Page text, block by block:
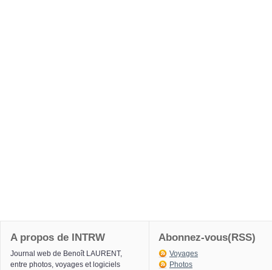
A propos de INTRW
Journal web de Benoît LAURENT,
entre photos, voyages et logiciels
Abonnez-vous(RSS)
Voyages
Photos